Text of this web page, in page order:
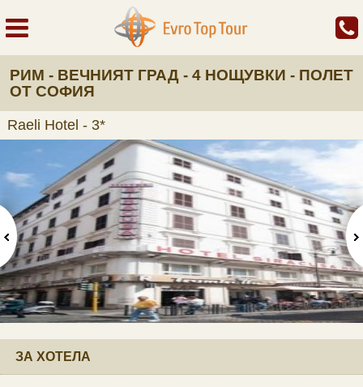
РИМ - ВЕЧНИЯТ ГРАД - 4 НОЩУВКИ - ПОЛЕТ
ОТ СОФИЯ
Raeli Hotel - 3*
ЗА ХОТЕЛА